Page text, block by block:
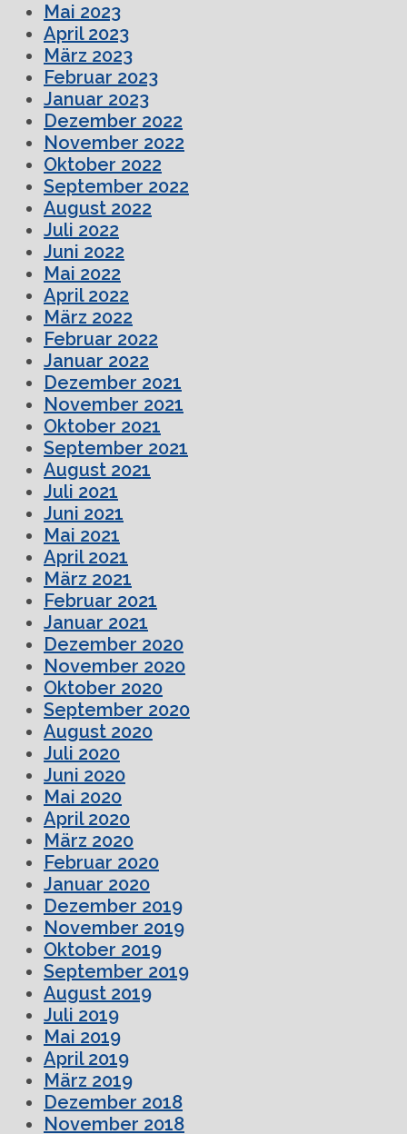
Mai 2023
April 2023
März 2023
Februar 2023
Januar 2023
Dezember 2022
November 2022
Oktober 2022
September 2022
August 2022
Juli 2022
Juni 2022
Mai 2022
April 2022
März 2022
Februar 2022
Januar 2022
Dezember 2021
November 2021
Oktober 2021
September 2021
August 2021
Juli 2021
Juni 2021
Mai 2021
April 2021
März 2021
Februar 2021
Januar 2021
Dezember 2020
November 2020
Oktober 2020
September 2020
August 2020
Juli 2020
Juni 2020
Mai 2020
April 2020
März 2020
Februar 2020
Januar 2020
Dezember 2019
November 2019
Oktober 2019
September 2019
August 2019
Juli 2019
Mai 2019
April 2019
März 2019
Dezember 2018
November 2018